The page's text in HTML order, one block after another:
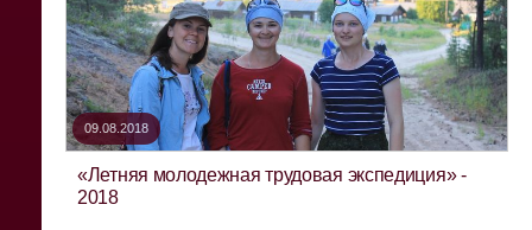
09.08.2018
«Летняя молодежная трудовая экспедиция» -
2018